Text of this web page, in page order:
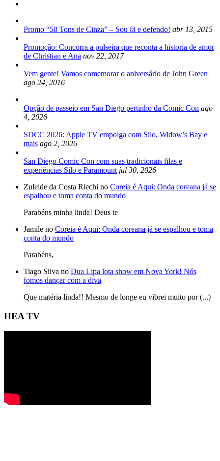
Promo “50 Tons de Cinza” – Sou fã e defendo! abr 13, 2015
Promoção: Concorra a pulseira que reconta a historia de amor
de Christian e Ana nov 22, 2017
Vem gente! Vamos comemorar o aniversário de John Green
ago 24, 2016
Opção de passeio em San Diego pertinho da Comic Con ago
4, 2026
SDCC 2026: Apple TV empolga com Silo, Widow’s Bay e
mais ago 2, 2026
San Diego Comic Con com suas tradicionais filas e
experiências Silo e Paramount jul 30, 2026
Zuleide da Costa Riechi no Coreia é Aqui: Onda coreana já se
espalhou e toma conta do mundo
Parabéns minha linda! Deus te
Jamile no Coreia é Aqui: Onda coreana já se espalhou e toma
conta do mundo
Parabéns,
Tiago Silva no Dua Lipa lota show em Nova York! Nós
fomos dançar com a diva
Que matéria linda!! Mesmo de longe eu vibrei muito por (...)
HEA TV